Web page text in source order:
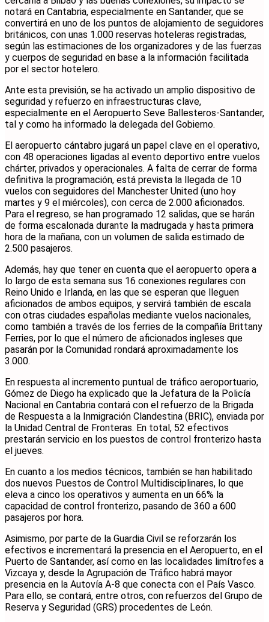
notará en Cantabria, especialmente en Santander, que se
convertirá en uno de los puntos de alojamiento de seguidores
británicos, con unas 1.000 reservas hoteleras registradas,
según las estimaciones de los organizadores y de las fuerzas
y cuerpos de seguridad en base a la información facilitada
por el sector hotelero.
Ante esta previsión, se ha activado un amplio dispositivo de
seguridad y refuerzo en infraestructuras clave,
especialmente en el Aeropuerto Seve Ballesteros-Santander,
tal y como ha informado la delegada del Gobierno.
El aeropuerto cántabro jugará un papel clave en el operativo,
con 48 operaciones ligadas al evento deportivo entre vuelos
chárter, privados y operacionales. A falta de cerrar de forma
definitiva la programación, está prevista la llegada de 10
vuelos con seguidores del Manchester United (uno hoy
martes y 9 el miércoles), con cerca de 2.000 aficionados.
Para el regreso, se han programado 12 salidas, que se harán
de forma escalonada durante la madrugada y hasta primera
hora de la mañana, con un volumen de salida estimado de
2.500 pasajeros.
Además, hay que tener en cuenta que el aeropuerto opera a
lo largo de esta semana sus 16 conexiones regulares con
Reino Unido e Irlanda, en las que se esperan que lleguen
aficionados de ambos equipos, y servirá también de escala
con otras ciudades españolas mediante vuelos nacionales,
como también a través de los ferries de la compañía Brittany
Ferries, por lo que el número de aficionados ingleses que
pasarán por la Comunidad rondará aproximadamente los
3.000.
En respuesta al incremento puntual de tráfico aeroportuario,
Gómez de Diego ha explicado que la Jefatura de la Policía
Nacional en Cantabria contará con el refuerzo de la Brigada
de Respuesta a la Inmigración Clandestina (BRIC), enviada por
la Unidad Central de Fronteras. En total, 52 efectivos
prestarán servicio en los puestos de control fronterizo hasta
el jueves.
En cuanto a los medios técnicos, también se han habilitado
dos nuevos Puestos de Control Multidisciplinares, lo que
eleva a cinco los operativos y aumenta en un 66% la
capacidad de control fronterizo, pasando de 360 a 600
pasajeros por hora.
Asimismo, por parte de la Guardia Civil se reforzarán los
efectivos e incrementará la presencia en el Aeropuerto, en el
Puerto de Santander, así como en las localidades limítrofes a
Vizcaya y, desde la Agrupación de Tráfico habrá mayor
presencia en la Autovía A-8 que conecta con el País Vasco.
Para ello, se contará, entre otros, con refuerzos del Grupo de
Reserva y Seguridad (GRS) procedentes de León.